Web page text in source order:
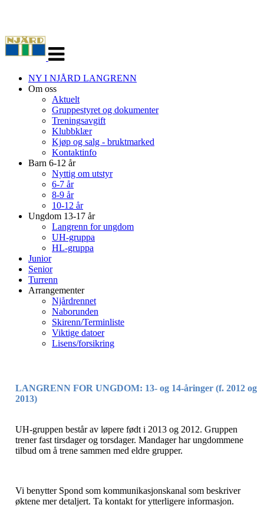
navigasjon
NY I NJÅRD LANGRENN
Om oss
Aktuelt
Gruppestyret og dokumenter
Treningsavgift
Klubbklær
Kjøp og salg - bruktmarked
Kontaktinfo
Barn 6-12 år
Nyttig om utstyr
6-7 år
8-9 år
10-12 år
Ungdom 13-17 år
Langrenn for ungdom
UH-gruppa
HL-gruppa
Junior
Senior
Turrenn
Arrangementer
Njårdrennet
Naborunden
Skirenn/Terminliste
Viktige datoer
Lisens/forsikring
LANGRENN FOR UNGDOM: 13- og 14-åringer (f. 2012 og
2013)
UH-gruppen består av løpere født i 2013 og 2012. Gruppen
trener fast tirsdager og torsdager. Mandager har ungdommene
tilbud om å trene sammen med eldre grupper.
Vi benytter Spond som kommunikasjonskanal som beskriver
øktene mer detaljert. Ta kontakt for ytterligere informasjon.